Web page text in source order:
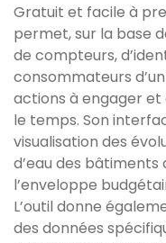
Gratuit et facile à
permet, sur la base
de compteurs,
consommateurs
actions à engager
le temps. Son
visualisation des
d’eau des
l’enveloppe
L’outil donne
des données